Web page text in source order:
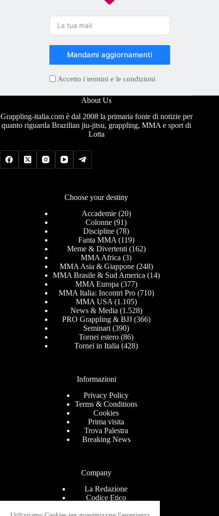
Mandami aggiornamenti
Accetto i termini e le condizioni
About Us
Grappling-italia.com è dal 2008 la primaria fonte di notizie per
quanto riguarda Brazilian jiu-jitsu, grappling, MMA e sport di
Lotta
Choose your destiny
Accademie(20)
Colonne (91)
Discipline (78)
Fanta MMA (119)
Meme & Divertenti (162)
MMA Africa (3)
MMA Asia & Giappone(248)
MMA Brasile & Sud America (14)
MMA Europa (377)
MMA Italia: Incontri Pro(710)
MMA USA (1.105)
News & Media (1.528)
PRO Grappling & BJJ(366)
Seminari (390)
Tornei estero (86)
Tornei in Italia (428)
Informazioni
Privacy Policy
Terms & Conditions
Cookies
Prima visita
Trova Palestra
Breaking News
Company
La Redazione
Codice Etico